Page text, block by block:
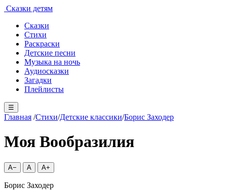
Сказки детям
Сказки
Стихи
Раскраски
Детские песни
Музыка на ночь
Аудиосказки
Загадки
Плейлисты
☰
Главная /Стихи/Детские классики/Борис Заходер
Моя Вообразилия
A− A A+
Борис Заходер